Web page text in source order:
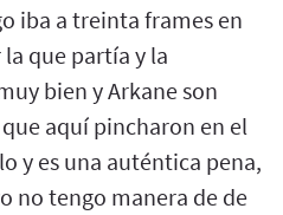
iba a treinta frames en
que partía y la
bien y Arkane son
aquí pincharon en el
y es una auténtica pena,
no tengo manera de de